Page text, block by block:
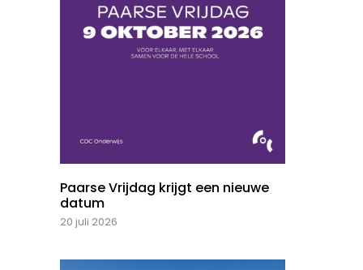
Paarse Vrijdag krijgt een nieuwe
datum
20 juli 2026